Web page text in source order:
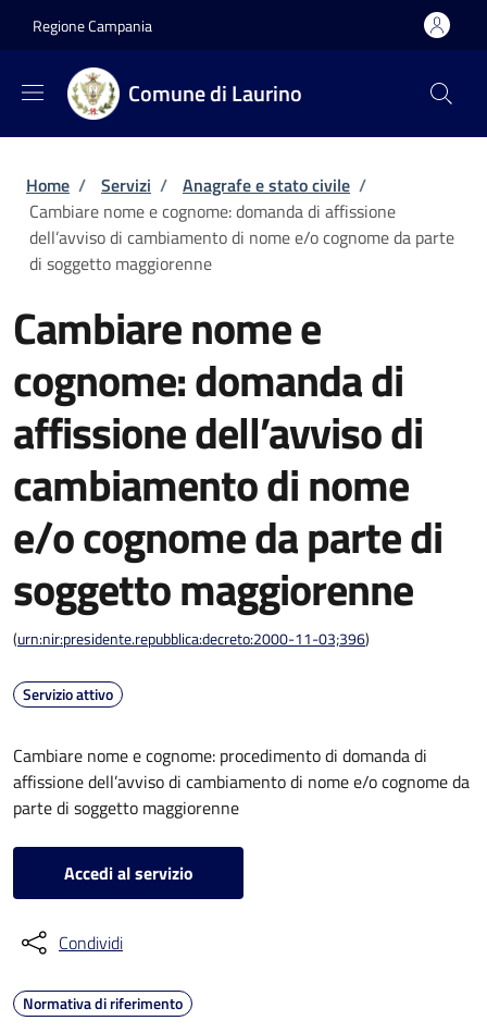
Regione Campania
Comune di Laurino
Briciole di pane
Home / Servizi / Anagrafe e stato civile /
Cambiare nome e cognome: domanda di affissione
dell’avviso di cambiamento di nome e/o cognome da parte
di soggetto maggiorenne
Cambiare nome e
cognome: domanda di
affissione dell’avviso di
cambiamento di nome
e/o cognome da parte di
soggetto maggiorenne
(urn:nir:presidente.repubblica:decreto:2000-11-03;396)
Servizio attivo
Cambiare nome e cognome: procedimento di domanda di
affissione dell’avviso di cambiamento di nome e/o cognome da
parte di soggetto maggiorenne
Accedi al servizio
Condividi
Normativa di riferimento